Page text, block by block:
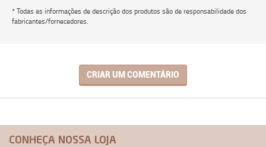
* Todas as informações de descrição dos produtos são de responsabilidade dos
fabricantes/fornecedores.
CRIAR UM COMENTÁRIO
CONHEÇA NOSSA LOJA